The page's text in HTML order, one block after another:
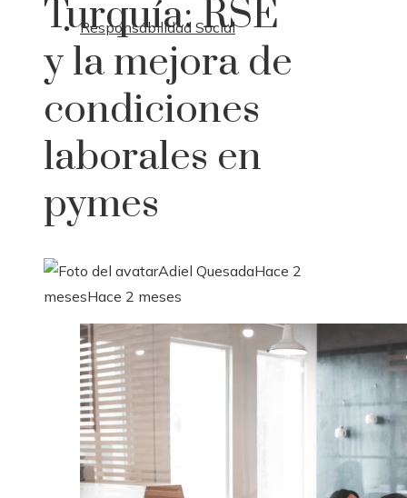
Responsabilidad Social
Turquía: RSE
y la mejora de
condiciones
laborales en
pymes
Adiel QuesadaHace 2
mesesHace 2 meses